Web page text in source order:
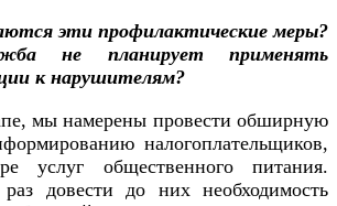
эти профилактические меры?
не планирует применять
к нарушителям?
мы намерены провести обширную
налогоплательщиков,
услуг общественного питания.
довести до них необходимость